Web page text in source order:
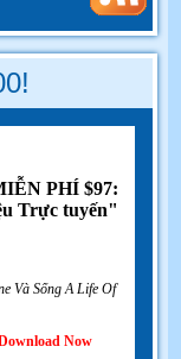
PHÍ $97:
Trực tuyến"
Và Sống A Life Of
Now